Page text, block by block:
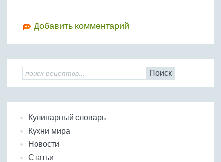
Добавить комментарий
Поиск
Кулинарный словарь
Кухни мира
Новости
Статьи